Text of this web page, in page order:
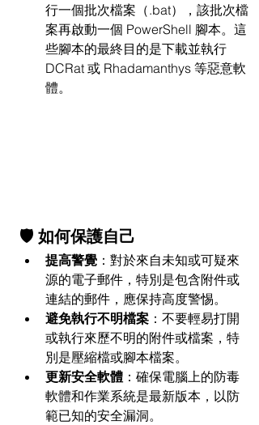
行一個批次檔案（.bat），該批次檔
案再啟動一個 PowerShell 腳本。這
些腳本的最終目的是下載並執行
DCRat 或 Rhadamanthys 等惡意軟
體。
🛡 如何保護自己
提高警覺 ：對於來自未知或可疑來
源的電子郵件，特別是包含附件或
連結的郵件，應保持高度警惕。
避免執行不明檔案 ：不要輕易打開
或執行來歷不明的附件或檔案，特
別是壓縮檔或腳本檔案。
更新安全軟體 ：確保電腦上的防毒
軟體和作業系統是最新版本，以防
範已知的安全漏洞。